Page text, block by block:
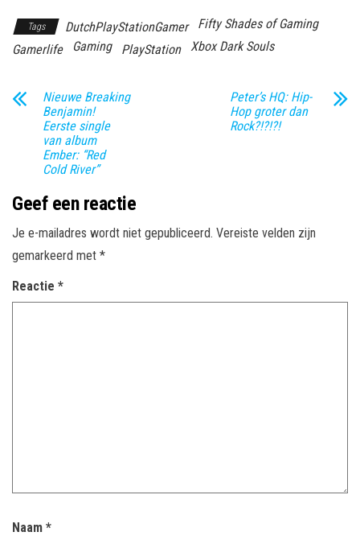
Tags DutchPlayStationGamer
Fifty Shades of Gaming
Gamerlife
Gaming PlayStation Xbox Dark Souls
Nieuwe Breaking
Benjamin!
Eerste single
van album
Ember: “Red
Cold River”
Peter’s HQ: Hip-
Hop groter dan
Rock?!?!?!
Geef een reactie
Je e-mailadres wordt niet gepubliceerd. Vereiste velden zijn
gemarkeerd met *
Reactie *
Naam *